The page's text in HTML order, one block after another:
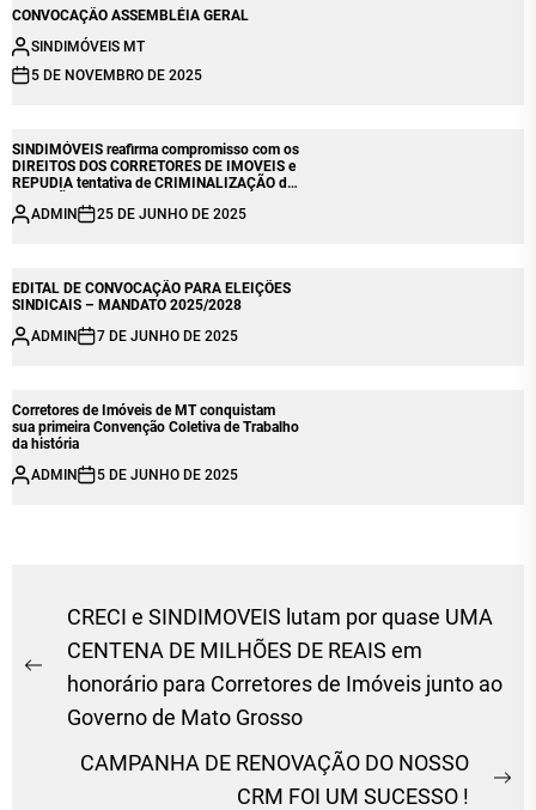
CONVOCAÇÃO ASSEMBLÉIA GERAL
SINDIMÓVEIS MT
5 DE NOVEMBRO DE 2025
SINDIMÓVEIS reafirma compromisso com os
DIREITOS DOS CORRETORES DE IMOVEIS e
REPUDIA tentativa de CRIMINALIZAÇÃO da
ADMIN
25 DE JUNHO DE 2025
EDITAL DE CONVOCAÇÃO PARA ELEIÇÕES
SINDICAIS – MANDATO 2025/2028
ADMIN
7 DE JUNHO DE 2025
Corretores de Imóveis de MT conquistam
sua primeira Convenção Coletiva de Trabalho
da história
ADMIN
5 DE JUNHO DE 2025
Navegação
de
Post
Previous
post:
CRECI e SINDIMOVEIS lutam por quase UMA
CENTENA DE MILHÕES DE REAIS em
honorário para Corretores de Imóveis junto ao
Governo de Mato Grosso
CAMPANHA DE RENOVAÇÃO DO NOSSO
CRM FOI UM SUCESSO !